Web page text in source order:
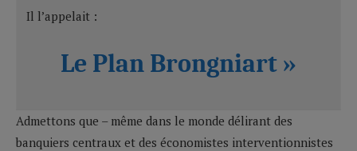
Il l’appelait :
Le Plan Brongniart »
Admettons que – même dans le monde délirant des
banquiers centraux et des économistes interventionnistes